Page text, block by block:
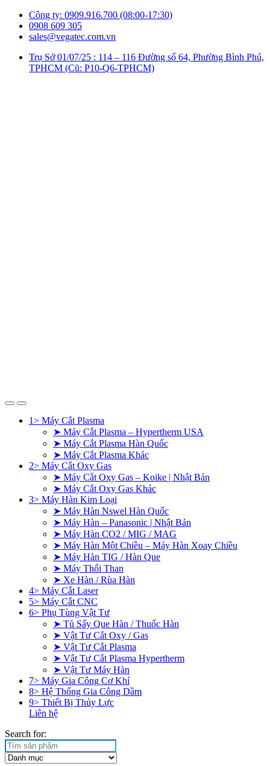
Công ty: 0909.916.700 (08:00-17:30)
0908 609 305
sales@vegatec.com.vn
Trụ Sở 01/07/25 : 114 – 116 Đường số 64, Phường Bình Phú,
TPHCM (Cũ: P10-Q6-TPHCM)
1> Máy Cắt Plasma
➤ Máy Cắt Plasma – Hypertherm USA
➤ Máy Cắt Plasma Hàn Quốc
➤ Máy Cắt Plasma Khác
2> Máy Cắt Oxy Gas
➤ Máy Cắt Oxy Gas – Koike | Nhật Bản
➤ Máy Cắt Oxy Gas Khác
3> Máy Hàn Kim Loại
➤ Máy Hàn Nswel Hàn Quốc
➤ Máy Hàn – Panasonic | Nhật Bản
➤ Máy Hàn CO2 / MIG / MAG
➤ Máy Hàn Một Chiều – Máy Hàn Xoay Chiều
➤ Máy Hàn TIG / Hàn Que
➤ Máy Thổi Than
➤ Xe Hàn / Rùa Hàn
4> Máy Cắt Laser
5> Máy Cắt CNC
6> Phụ Tùng Vật Tư
➤ Tủ Sấy Que Hàn / Thuốc Hàn
➤ Vật Tư Cắt Oxy / Gas
➤ Vật Tư Cắt Plasma
➤ Vật Tư Cắt Plasma Hypertherm
➤ Vật Tư Máy Hàn
7> Máy Gia Công Cơ Khí
8> Hệ Thống Gia Công Dầm
9> Thiết Bị Thủy Lực
Liên hệ
Search for: